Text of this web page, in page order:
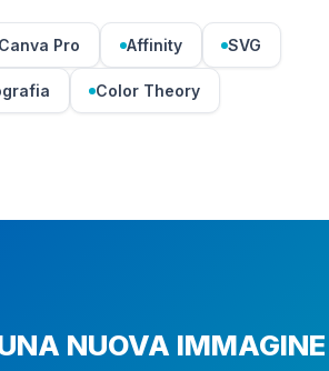
Canva Pro Affinity SVG
Color Theory
NUOVA IMMAGINE